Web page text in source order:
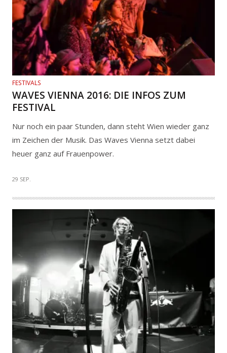
FESTIVALS
WAVES VIENNA 2016: DIE INFOS ZUM
FESTIVAL
Nur noch ein paar Stunden, dann steht Wien wieder ganz
im Zeichen der Musik. Das Waves Vienna setzt dabei
heuer ganz auf Frauenpower.
29 SEP.